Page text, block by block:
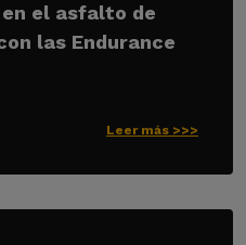
el asfalto de
las Endurance
Leer más >>>